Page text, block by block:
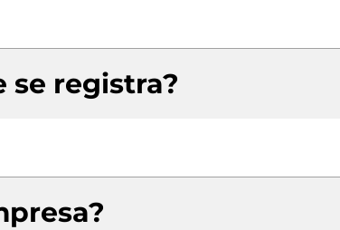
se registra?